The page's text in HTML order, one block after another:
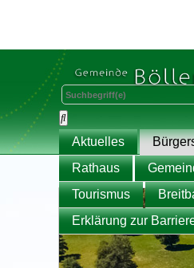
Aktuelles
Rathaus
Tourismus
Erklärung zur